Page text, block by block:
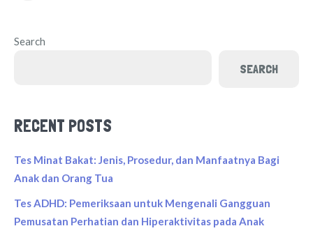
Search
SEARCH
RECENT POSTS
Tes Minat Bakat: Jenis, Prosedur, dan Manfaatnya Bagi
Anak dan Orang Tua
Tes ADHD: Pemeriksaan untuk Mengenali Gangguan
Pemusatan Perhatian dan Hiperaktivitas pada Anak